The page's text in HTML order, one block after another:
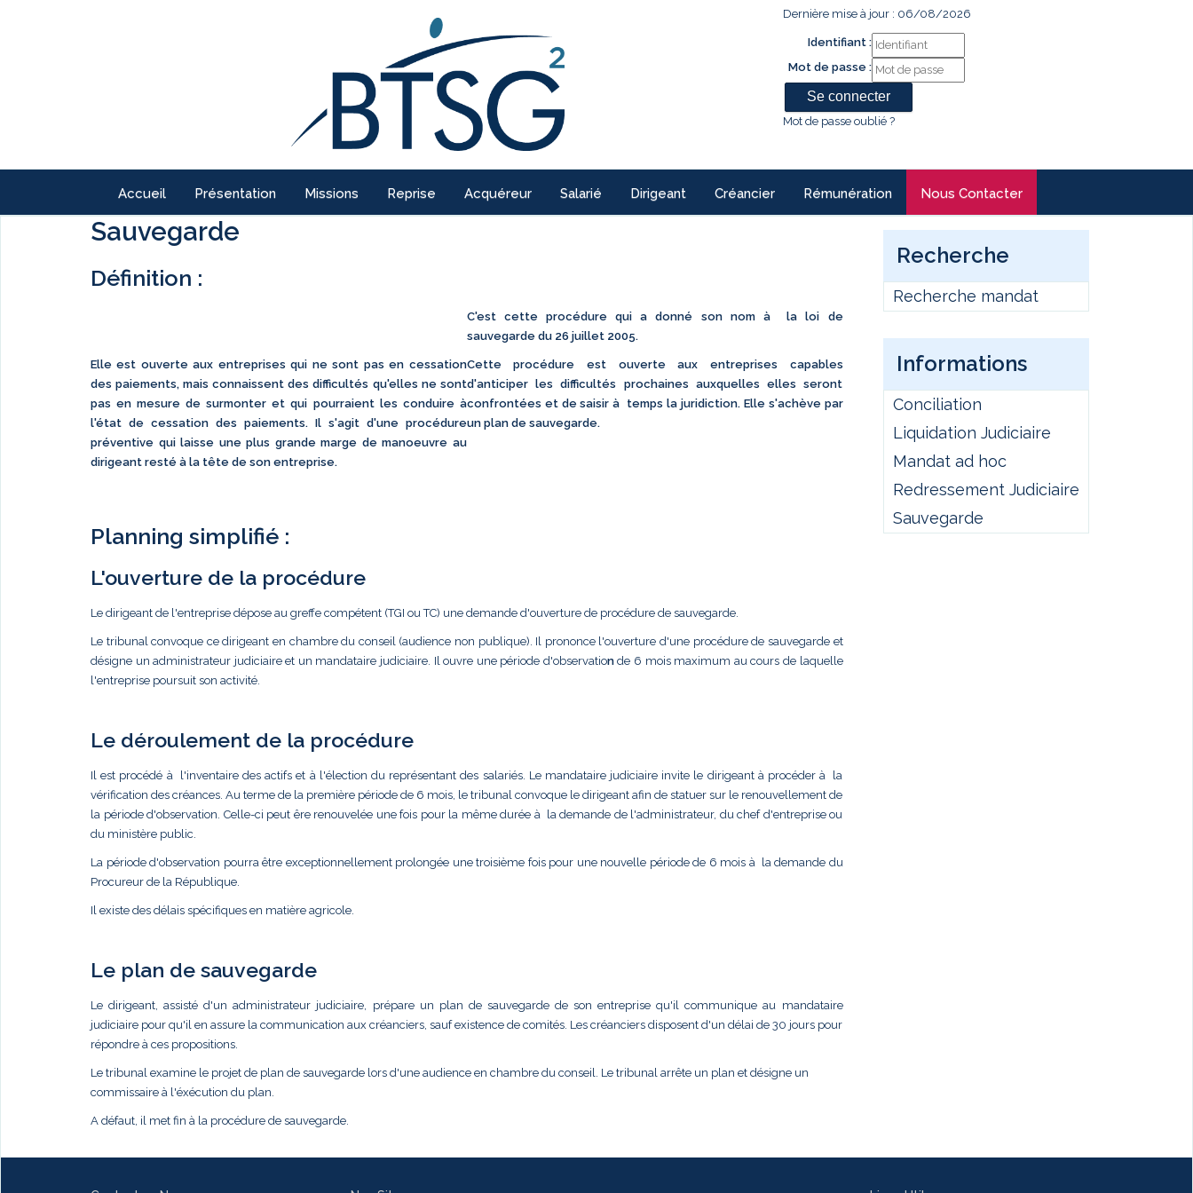
Dernière mise à jour : 06/08/2026
Identifiant :
Mot de passe :
Mot de passe oublié ?
Accueil Présentation Missions Reprise Acquéreur Salarié Dirigeant Créancier Rémunération Nous Contacter
Sauvegarde
Définition :
C'est cette procédure qui a donné son nom à la loi de
sauvegarde du 26 juillet 2005.
Elle est ouverte aux entreprises qui ne sont pas en cessation
des paiements, mais connaissent des difficultés qu'elles ne sont
pas en mesure de surmonter et qui pourraient les conduire à
l'état de cessation des paiements. Il s'agit d'une procédure
préventive qui laisse une plus grande marge de manoeuvre au
dirigeant resté à la tête de son entreprise.
Cette procédure est ouverte aux entreprises capables
d'anticiper les difficultés prochaines auxquelles elles seront
confrontées et de saisir à temps la juridiction. Elle s'achève par
un plan de sauvegarde.
Planning simplifié :
L'ouverture de la procédure
Le dirigeant de l'entreprise dépose au greffe compétent (TGI ou TC) une demande d'ouverture de procédure de sauvegarde.
Le tribunal convoque ce dirigeant en chambre du conseil (audience non publique). Il prononce l'ouverture d'une procédure de sauvegarde et
désigne un administrateur judiciaire et un mandataire judiciaire. Il ouvre une période d'observationde 6 mois maximum au cours de laquelle
l'entreprise poursuit son activité.
Le déroulement de la procédure
Il est procédé à l'inventaire des actifs et à l'élection du représentant des salariés. Le mandataire judiciaire invite le dirigeant à procéder à la
vérification des créances. Au terme de la première période de 6 mois, le tribunal convoque le dirigeant afin de statuer sur le renouvellement de
la période d'observation. Celle-ci peut êre renouvelée une fois pour la même durée à la demande de l'administrateur, du chef d'entreprise ou
du ministère public.
La période d'observation pourra être exceptionnellement prolongée une troisième fois pour une nouvelle période de 6 mois à la demande du
Procureur de la République.
Il existe des délais spécifiques en matière agricole.
Le plan de sauvegarde
Le dirigeant, assisté d'un administrateur judiciaire, prépare un plan de sauvegarde de son entreprise qu'il communique au mandataire
judiciaire pour qu'il en assure la communication aux créanciers, sauf existence de comités. Les créanciers disposent d'un délai de 30 jours pour
répondre à ces propositions.
Le tribunal examine le projet de plan de sauvegarde lors d'une audience en chambre du conseil. Le tribunal arrête un plan et désigne un
commissaire à l'éxécution du plan.
A défaut, il met fin à la procédure de sauvegarde.
Recherche
Recherche mandat
Informations
Conciliation
Liquidation Judiciaire
Mandat ad hoc
Redressement Judiciaire
Sauvegarde